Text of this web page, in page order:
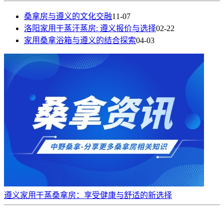
桑拿房与遵义的文化交融11-07
洛阳家用干蒸汗蒸房: 遵义报价与选择02-22
家用桑拿浴箱与遵义的结合探索04-03
遵义家用干蒸桑拿房：享受健康与舒适的新选择